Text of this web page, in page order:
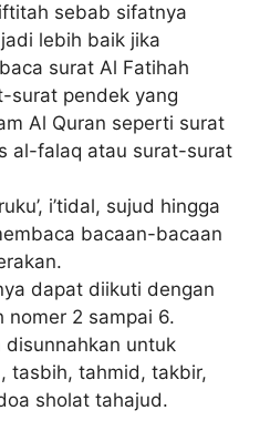
sebab sifatnya
lebih baik jika
surat Al Fatihah
surat pendek yang
Al Quran seperti surat
al-falaq atau surat-surat
i’tidal, sujud hingga
bacaan-bacaan
dapat diikuti dengan
nomer 2 sampai 6.
disunnahkan untuk
tasbih, tahmid, takbir,
sholat tahajud.